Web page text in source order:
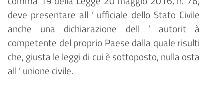
deve presentare all ’ ufficiale dello Stato Civile
anche una dichiarazione dell
’ autorit
à
competente del proprio Paese dalla quale risulti
che, giusta le leggi di cui è sottoposto, nulla osta
all ’ unione civile.